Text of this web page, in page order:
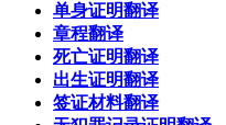
单身证明翻译
章程翻译
死亡证明翻译
出生证明翻译
签证材料翻译